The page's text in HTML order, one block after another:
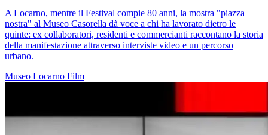
A Locarno, mentre il Festival compie 80 anni, la mostra "piazza
nostra" al Museo Casorella dà voce a chi ha lavorato dietro le
quinte: ex collaboratori, residenti e commercianti raccontano la storia
della manifestazione attraverso interviste video e un percorso
urbano.
Museo Locarno Film